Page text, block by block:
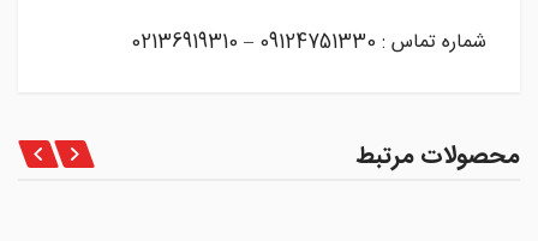
شماره تماس : 09124751330 – 02136919310
محصولات مرتبط